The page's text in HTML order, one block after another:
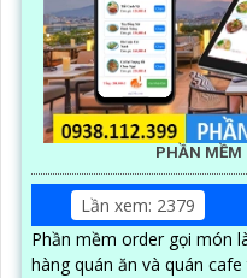
PHẦN MỀM
Lần xem: 2379
Phần mềm order gọi món
hàng quán ăn và quán